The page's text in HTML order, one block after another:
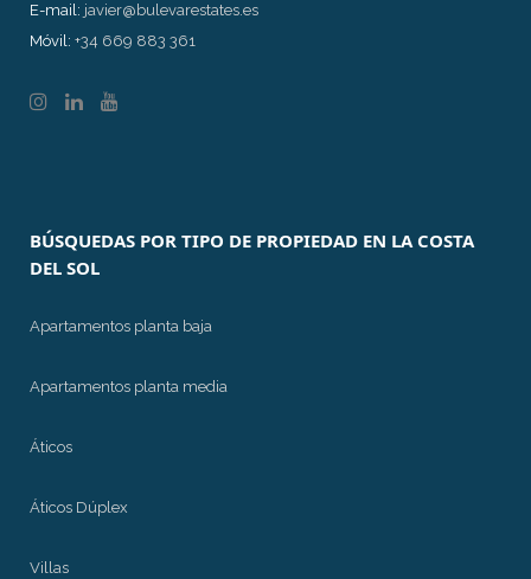
E-mail: javier@bulevarestates.es
Móvil: +34 669 883 361
BÚSQUEDAS POR TIPO DE PROPIEDAD EN LA COSTA
DEL SOL
Apartamentos planta baja
Apartamentos planta media
Áticos
Áticos Dúplex
Villas